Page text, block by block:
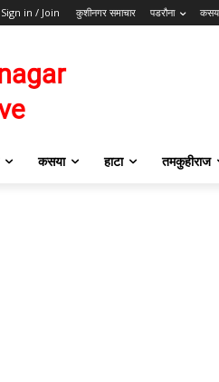
Sign in / Join कुशीनगर समाचार पडरौना
कसया हाटा तमकुहीराज